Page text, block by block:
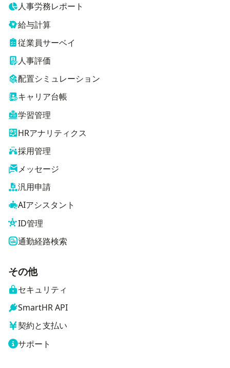
人事労務レポート
給与計算
従業員サーベイ
人事評価
配置シミュレーション
キャリア台帳
学習管理
HRアナリティクス
採用管理
メッセージ
汎用申請
AIアシスタント
ID管理
通勤経路検索
その他
セキュリティ
SmartHR API
契約と支払い
サポート